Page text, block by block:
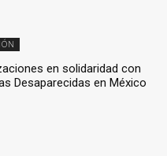
en solidaridad con
Desaparecidas en México